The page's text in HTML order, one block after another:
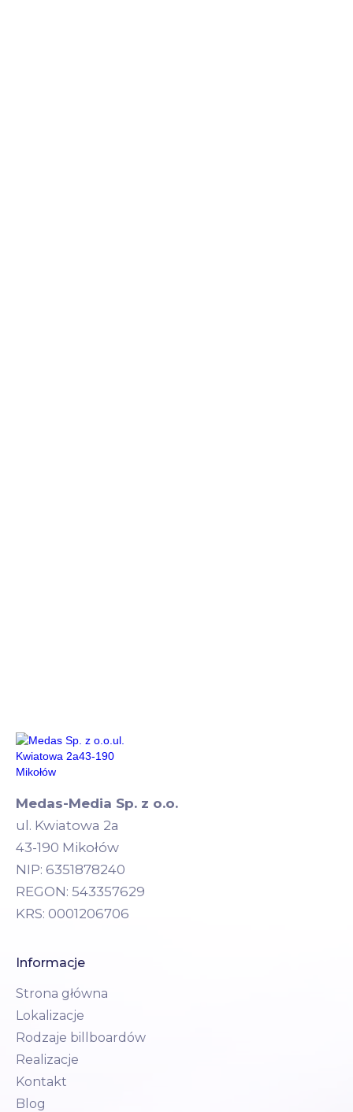
Medas-Media Sp. z o.o.
ul. Kwiatowa 2a
43-190 Mikołów
NIP: 6351878240
REGON: 543357629
KRS: 0001206706
Informacje
Strona główna
Lokalizacje
Rodzaje billboardów
Realizacje
Kontakt
Blog